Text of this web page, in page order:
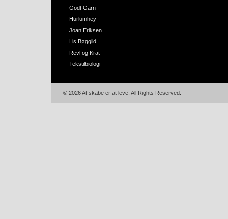
Godt Garn
Hurlumhey
Joan Eriksen
Lis Bøggild
Revl og Krat
Tekstilbiologi
© 2026 At skabe er at leve. All Rights Reserved.